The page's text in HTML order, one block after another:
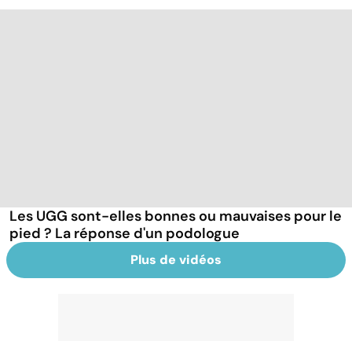
Les UGG sont-elles bonnes ou mauvaises pour le
pied ? La réponse d'un podologue
Plus de vidéos